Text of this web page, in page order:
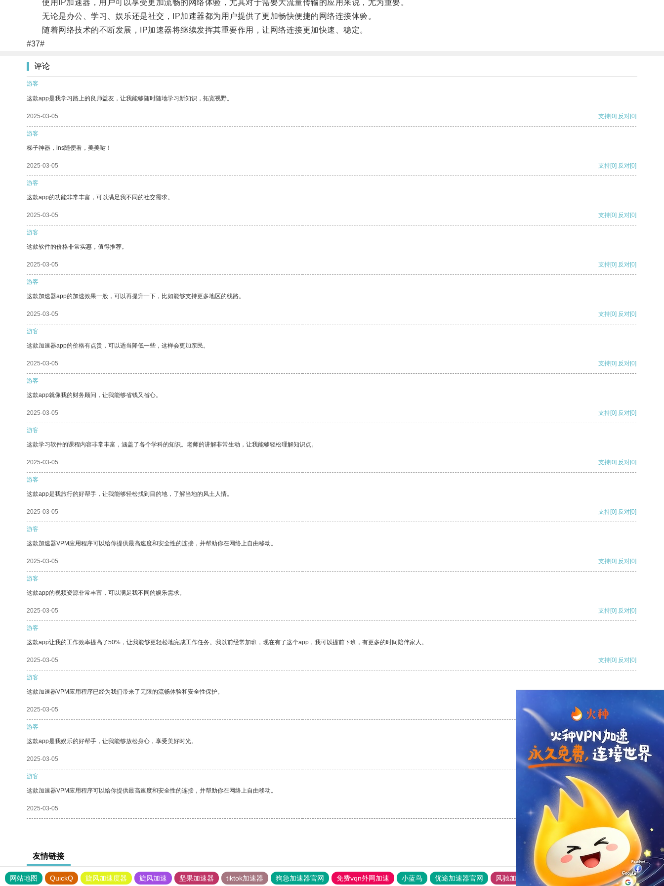
使用IP加速器，用户可以享受更加流畅的网络体验，尤其对于需要大流量传输的应用来说，尤为重要。
无论是办公、学习、娱乐还是社交，IP加速器都为用户提供了更加畅快便捷的网络连接体验。
随着网络技术的不断发展，IP加速器将继续发挥其重要作用，让网络连接更加快速、稳定。
#37#
评论
游客
这款app是我学习路上的良师益友，让我能够随时随地学习新知识，拓宽视野。
2025-03-05 支持[0] 反对[0]
游客
梯子神器，ins随便看，美美哒！
2025-03-05 支持[0] 反对[0]
游客
这款app的功能非常丰富，可以满足我不同的社交需求。
2025-03-05 支持[0] 反对[0]
游客
这款软件的价格非常实惠，值得推荐。
2025-03-05 支持[0] 反对[0]
游客
这款加速器app的加速效果一般，可以再提升一下，比如能够支持更多地区的线路。
2025-03-05 支持[0] 反对[0]
游客
这款加速器app的价格有点贵，可以适当降低一些，这样会更加亲民。
2025-03-05 支持[0] 反对[0]
游客
这款app就像我的财务顾问，让我能够省钱又省心。
2025-03-05 支持[0] 反对[0]
游客
这款学习软件的课程内容非常丰富，涵盖了各个学科的知识。老师的讲解非常生动，让我能够轻松理解知识点。
2025-03-05 支持[0] 反对[0]
游客
这款app是我旅行的好帮手，让我能够轻松找到目的地，了解当地的风土人情。
2025-03-05 支持[0] 反对[0]
游客
这款加速器VPM应用程序可以给你提供最高速度和安全性的连接，并帮助你在网络上自由移动。
2025-03-05 支持[0] 反对[0]
游客
这款app的视频资源非常丰富，可以满足我不同的娱乐需求。
2025-03-05 支持[0] 反对[0]
游客
这款app让我的工作效率提高了50%，让我能够更轻松地完成工作任务。我以前经常加班，现在有了这个app，我可以提前下班，有更多的时间陪伴家人。
2025-03-05 支持[0] 反对[0]
游客
这款加速器VPM应用程序已经为我们带来了无限的流畅体验和安全性保护。
2025-03-05 支持
游客
这款app是我娱乐的好帮手，让我能够放松身心，享受美好时光。
2025-03-05 支持[0] 反对[0]
游客
这款加速器VPM应用程序可以给你提供最高速度和安全性的连接，并帮助你在网络上自由移动。
2025-03-05 支持[0] 反对[0]
友情链接
网站地图 QuickQ 旋风加速度器 旋风加速 坚果加速器 tiktok加速器 狗急加速器官网 免费vqn外网加速 小蓝鸟 优途加速器官网 风驰加速器 旋风加速器